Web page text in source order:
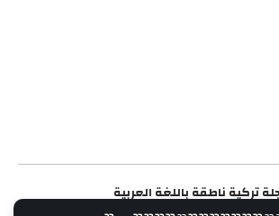
تركية ناطقة باللغة العربية